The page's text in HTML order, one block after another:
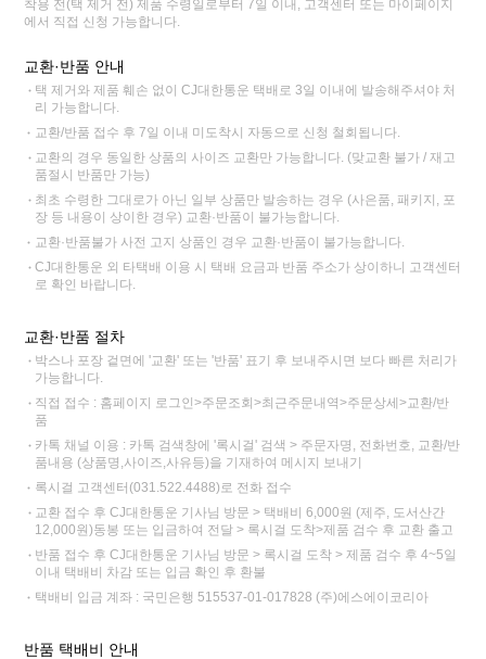
착용 전(택 제거 전) 제품 수령일로부터 7일 이내, 고객센터 또는 마이페이지
에서 직접 신청 가능합니다.
교환·반품 안내
택 제거와 제품 훼손 없이 CJ대한통운 택배로 3일 이내에 발송해주셔야 처
리 가능합니다.
교환/반품 접수 후 7일 이내 미도착시 자동으로 신청 철회됩니다.
교환의 경우 동일한 상품의 사이즈 교환만 가능합니다. (맞교환 불가 / 재고
품절시 반품만 가능)
최초 수령한 그대로가 아닌 일부 상품만 발송하는 경우 (사은품, 패키지, 포
장 등 내용이 상이한 경우) 교환·반품이 불가능합니다.
교환·반품불가 사전 고지 상품인 경우 교환·반품이 불가능합니다.
CJ대한통운 외 타택배 이용 시 택배 요금과 반품 주소가 상이하니 고객센터
로 확인 바랍니다.
교환·반품 절차
박스나 포장 겉면에 '교환' 또는 '반품' 표기 후 보내주시면 보다 빠른 처리가
가능합니다.
직접 접수 : 홈페이지 로그인>주문조회>최근주문내역>주문상세>교환/반
품
카톡 채널 이용 : 카톡 검색창에 '록시걸' 검색 > 주문자명, 전화번호, 교환/반
품내용 (상품명,사이즈,사유등)을 기재하여 메시지 보내기
록시걸 고객센터(031.522.4488)로 전화 접수
교환 접수 후 CJ대한통운 기사님 방문 > 택배비 6,000원 (제주, 도서산간
12,000원)동봉 또는 입금하여 전달 > 록시걸 도착>제품 검수 후 교환 출고
반품 접수 후 CJ대한통운 기사님 방문 > 록시걸 도착 > 제품 검수 후 4~5일
이내 택배비 차감 또는 입금 확인 후 환불
택배비 입금 계좌 : 국민은행 515537-01-017828 (주)에스에이코리아
반품 택배비 안내